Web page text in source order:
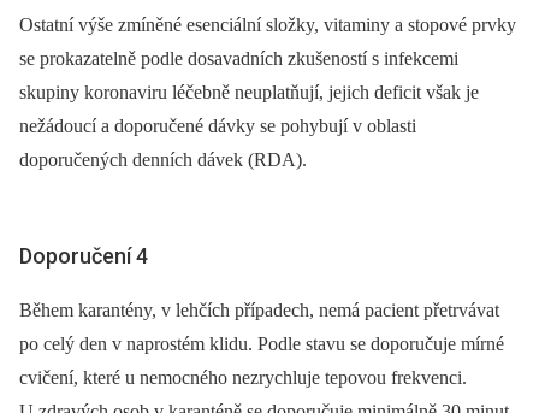
Ostatní výše zmíněné esenciální složky, vitaminy a stopové prvky
se prokazatelně podle dosavadních zkušeností s infekcemi
skupiny koronaviru léčebně neuplatňují, jejich deficit však je
nežádoucí a doporučené dávky se pohybují v oblasti
doporučených denních dávek (RDA).
Doporučení 4
Během karantény, v lehčích případech, nemá pacient přetrvávat
po celý den v naprostém klidu. Podle stavu se doporučuje mírné
cvičení, které u nemocného nezrychluje tepovou frekvenci.